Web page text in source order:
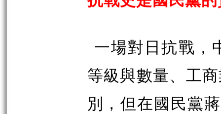
一場對日抗戰，
等級與數量、工
別，但在國民黨